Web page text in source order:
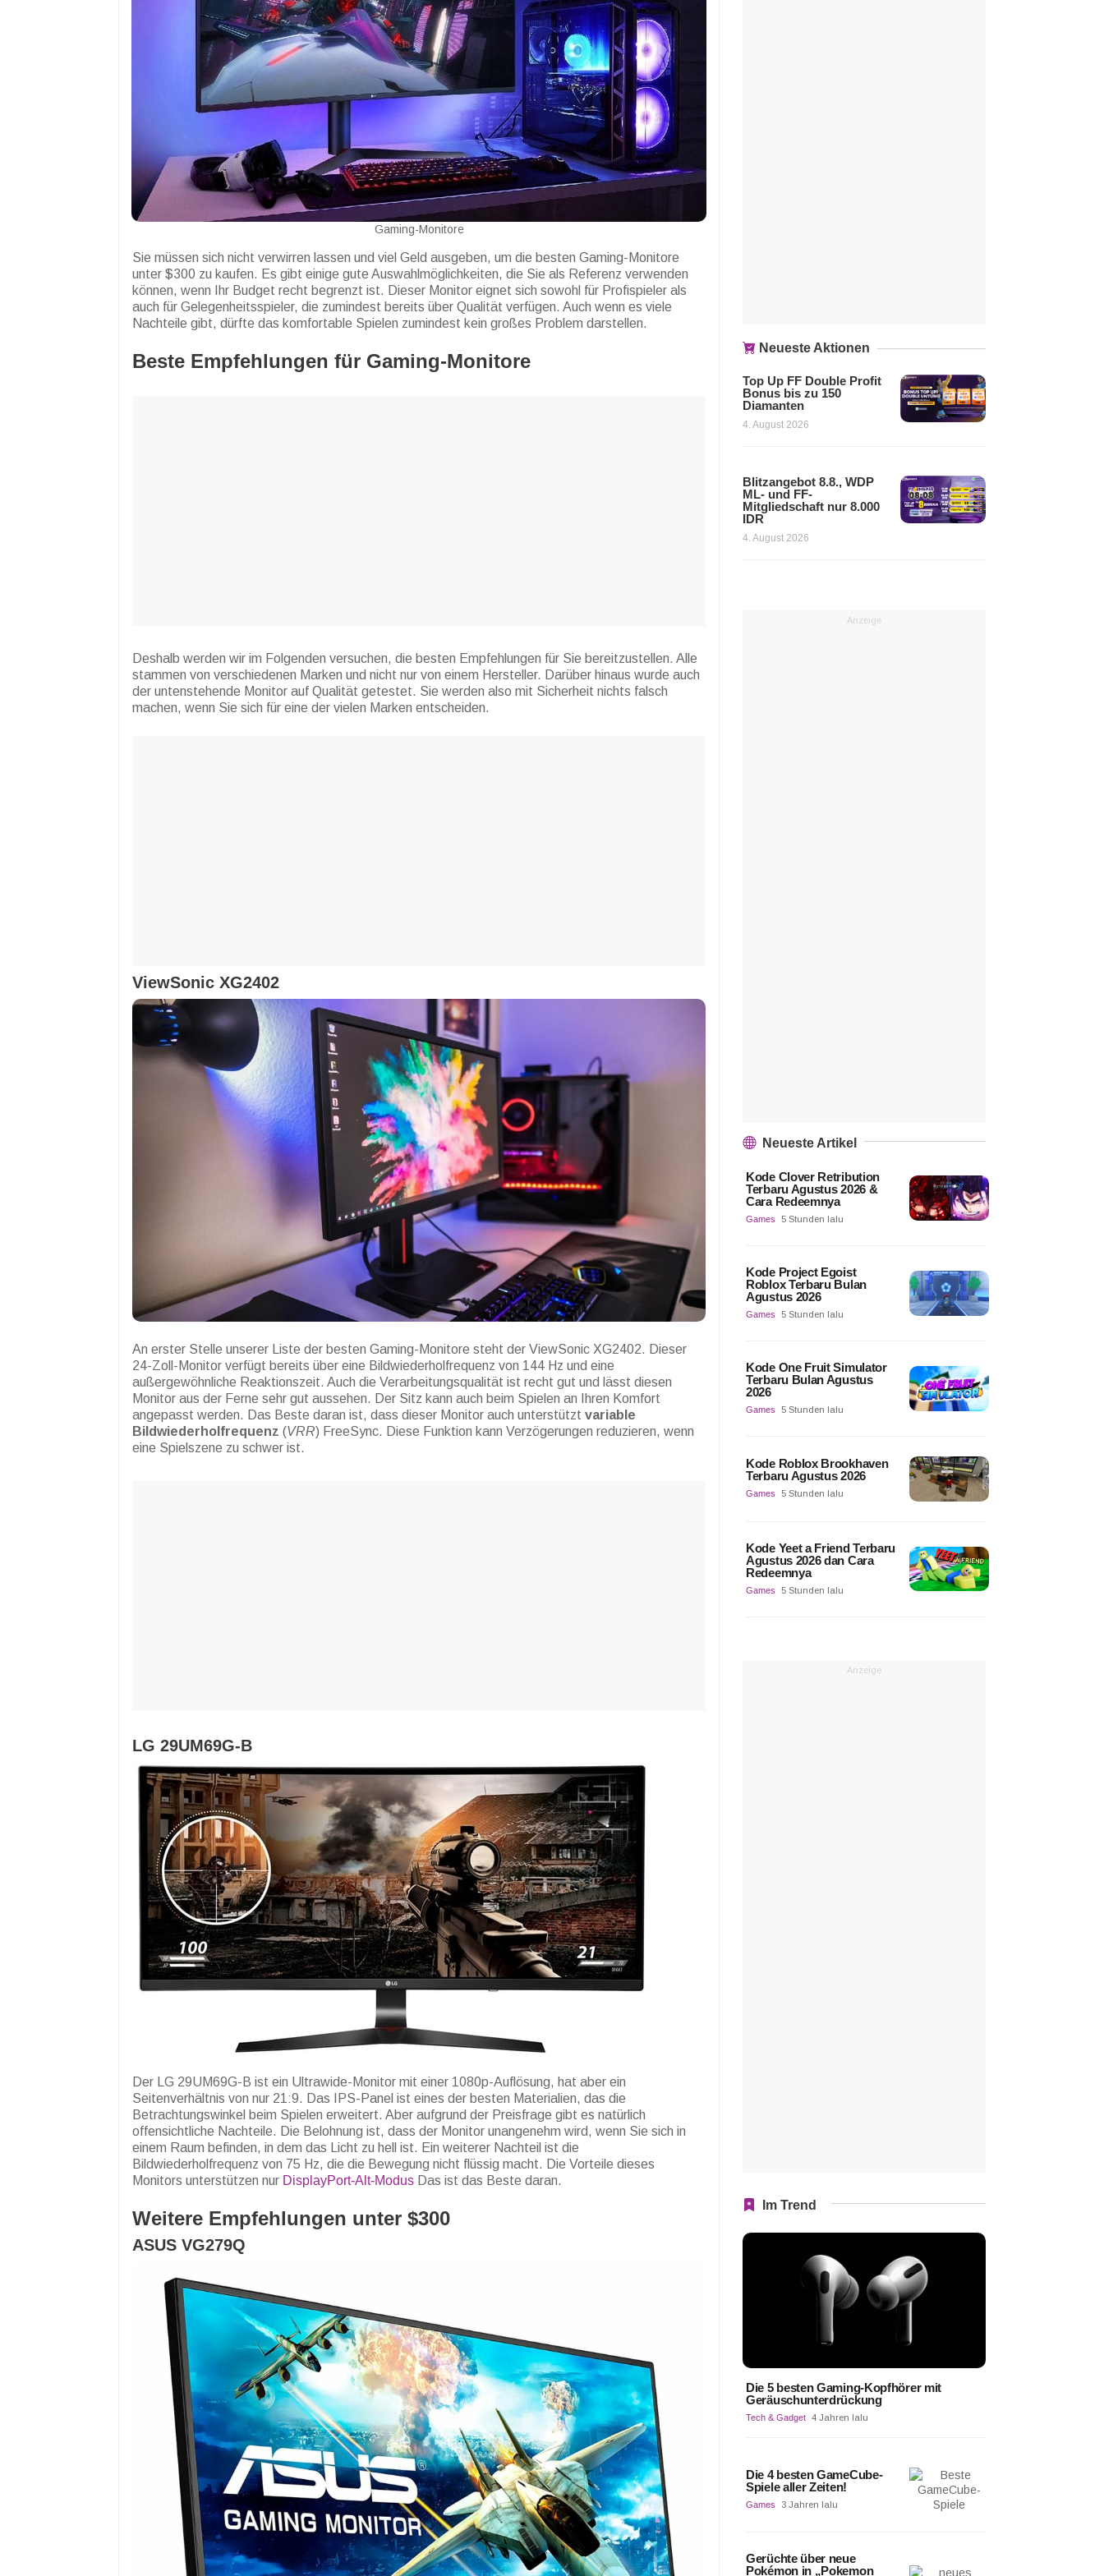
Gaming-Monitore
Sie müssen sich nicht verwirren lassen und viel Geld ausgeben, um die besten Gaming-Monitore
unter $300 zu kaufen. Es gibt einige gute Auswahlmöglichkeiten, die Sie als Referenz verwenden
können, wenn Ihr Budget recht begrenzt ist. Dieser Monitor eignet sich sowohl für Profispieler als
auch für Gelegenheitsspieler, die zumindest bereits über Qualität verfügen. Auch wenn es viele
Nachteile gibt, dürfte das komfortable Spielen zumindest kein großes Problem darstellen.
Beste Empfehlungen für Gaming-Monitore
Deshalb werden wir im Folgenden versuchen, die besten Empfehlungen für Sie bereitzustellen. Alle
stammen von verschiedenen Marken und nicht nur von einem Hersteller. Darüber hinaus wurde auch
der untenstehende Monitor auf Qualität getestet. Sie werden also mit Sicherheit nichts falsch
machen, wenn Sie sich für eine der vielen Marken entscheiden.
ViewSonic XG2402
An erster Stelle unserer Liste der besten Gaming-Monitore steht der ViewSonic XG2402. Dieser
24-Zoll-Monitor verfügt bereits über eine Bildwiederholfrequenz von 144 Hz und eine
außergewöhnliche Reaktionszeit. Auch die Verarbeitungsqualität ist recht gut und lässt diesen
Monitor aus der Ferne sehr gut aussehen. Der Sitz kann auch beim Spielen an Ihren Komfort
angepasst werden. Das Beste daran ist, dass dieser Monitor auch unterstützt variable
Bildwiederholfrequenz (VRR) FreeSync. Diese Funktion kann Verzögerungen reduzieren, wenn
eine Spielszene zu schwer ist.
LG 29UM69G-B
Der LG 29UM69G-B ist ein Ultrawide-Monitor mit einer 1080p-Auflösung, hat aber ein
Seitenverhältnis von nur 21:9. Das IPS-Panel ist eines der besten Materialien, das die
Betrachtungswinkel beim Spielen erweitert. Aber aufgrund der Preisfrage gibt es natürlich
offensichtliche Nachteile. Die Belohnung ist, dass der Monitor unangenehm wird, wenn Sie sich in
einem Raum befinden, in dem das Licht zu hell ist. Ein weiterer Nachteil ist die
Bildwiederholfrequenz von 75 Hz, die die Bewegung nicht flüssig macht. Die Vorteile dieses
Monitors unterstützen nur DisplayPort-Alt-Modus Das ist das Beste daran.
Weitere Empfehlungen unter $300
ASUS VG279Q
Neueste Aktionen
Top Up FF Double Profit
Bonus bis zu 150
Diamanten
4. August 2026
Blitzangebot 8.8., WDP
ML- und FF-
Mitgliedschaft nur 8.000
IDR
4. August 2026
Anzeige
Neueste Artikel
Kode Clover Retribution
Terbaru Agustus 2026 &
Cara Redeemnya
Games 5 Stunden lalu
Kode Project Egoist
Roblox Terbaru Bulan
Agustus 2026
Games 5 Stunden lalu
Kode One Fruit Simulator
Terbaru Bulan Agustus
2026
Games 5 Stunden lalu
Kode Roblox Brookhaven
Terbaru Agustus 2026
Games 5 Stunden lalu
Kode Yeet a Friend Terbaru
Agustus 2026 dan Cara
Redeemnya
Games 5 Stunden lalu
Anzeige
Im Trend
Die 5 besten Gaming-Kopfhörer mit
Geräuschunterdrückung
Tech & Gadget 4 Jahren lalu
Die 4 besten GameCube-
Spiele aller Zeiten!
Games 3 Jahren lalu
Gerüchte über neue
Pokémon in „Pokemon